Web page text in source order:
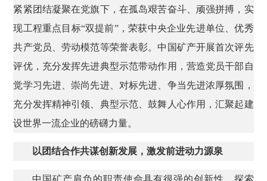
紧紧团结凝聚在党旗下，在孤岛艰苦奋斗、顽强拼搏，实
现工程重点目标“双提前”，荣获中央企业先进单位、优秀
共产党员、劳动模范等荣誉表彰。中国矿产开展首次评先
评优，充分发挥先进典型示范带动作用，营造党员干部自
觉学习先进、崇尚先进、对标先进、争当先进浓厚氛围，
充分发挥精神引领、典型示范、鼓舞人心作用，汇聚起建
设世界一流企业的磅礴力量。
以团结合作共谋创新发展，激发前进动力源泉